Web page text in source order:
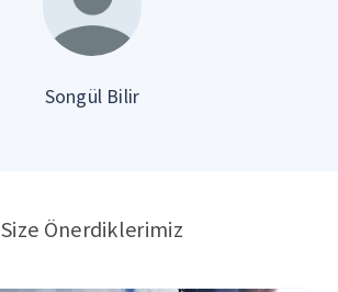
Songül Bilir
Size Önerdiklerimiz